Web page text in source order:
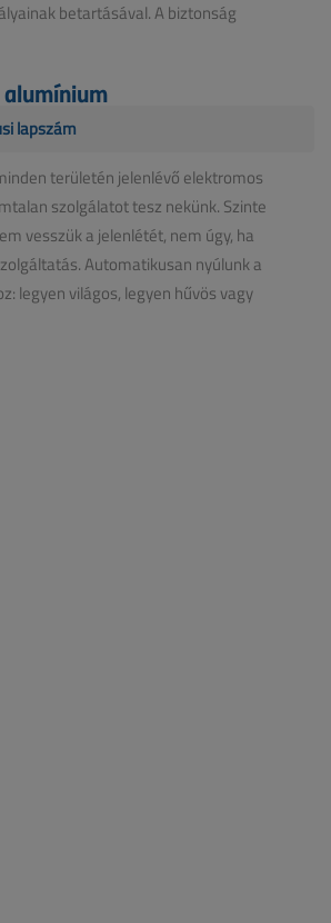
betartásával. A biztonság
lapszám
területén jelenlévő elektromos
szolgálatot tesz nekünk. Szinte
vesszük a jelenlétét, nem úgy, ha
Automatikusan nyúlunk a
legyen világos, legyen hűvös vagy